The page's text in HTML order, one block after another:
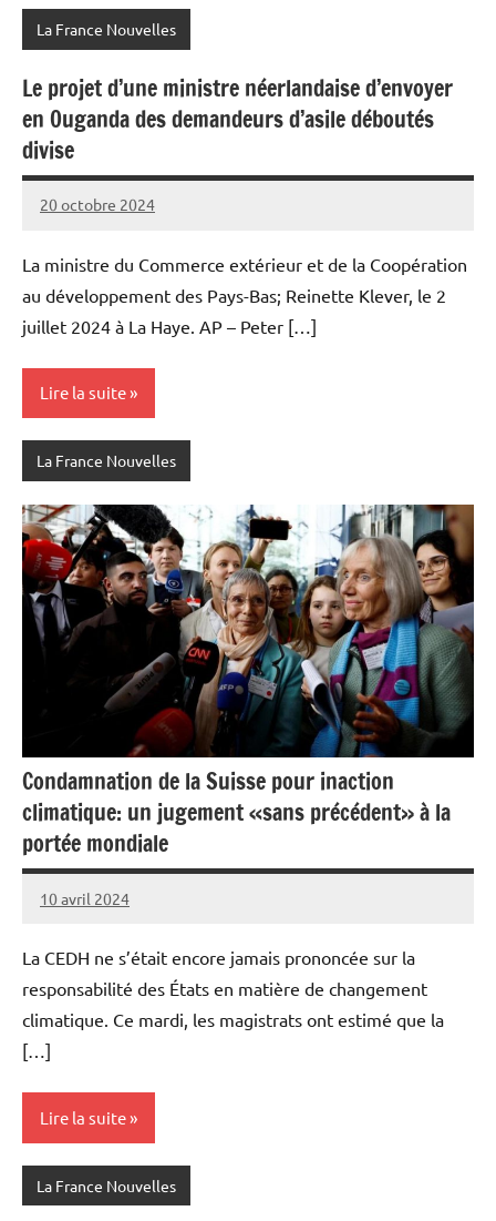
La France Nouvelles
Le projet d’une ministre néerlandaise d’envoyer
en Ouganda des demandeurs d’asile déboutés
divise
20 octobre 2024
Admins
La ministre du Commerce extérieur et de la Coopération
au développement des Pays-Bas; Reinette Klever, le 2
juillet 2024 à La Haye. AP – Peter […]
Lire la suite
La France Nouvelles
Condamnation de la Suisse pour inaction
climatique: un jugement «sans précédent» à la
portée mondiale
10 avril 2024
Admins
La CEDH ne s’était encore jamais prononcée sur la
responsabilité des États en matière de changement
climatique. Ce mardi, les magistrats ont estimé que la
[…]
Lire la suite
La France Nouvelles